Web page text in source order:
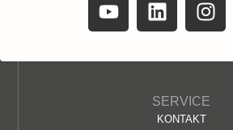
SERVICE
KONTAKT